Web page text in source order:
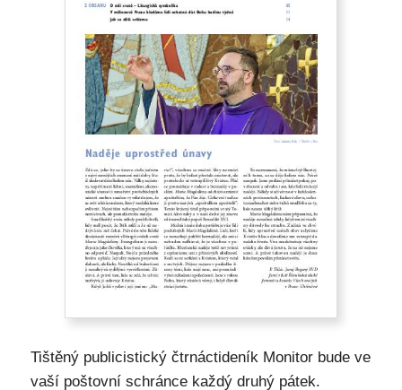
Tištěný publicistický čtrnáctideník Monitor bude ve
vaší poštovní schránce každý druhý pátek.